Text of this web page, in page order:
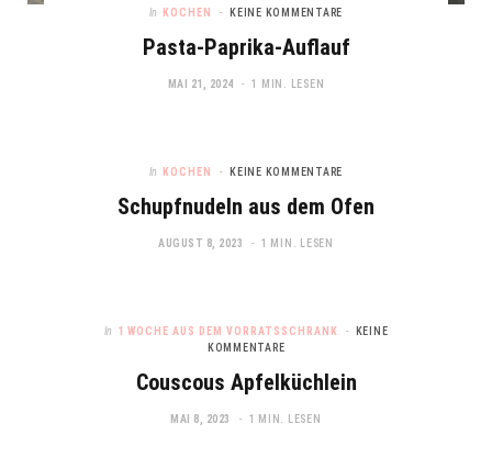
In KOCHEN KEINE KOMMENTARE
Pasta-Paprika-Auflauf
MAI 21, 2024 1 MIN. LESEN
In KOCHEN KEINE KOMMENTARE
Schupfnudeln aus dem Ofen
AUGUST 8, 2023 1 MIN. LESEN
In 1 WOCHE AUS DEM VORRATSSCHRANK
KEINE
KOMMENTARE
Couscous Apfelküchlein
MAI 8, 2023 1 MIN. LESEN